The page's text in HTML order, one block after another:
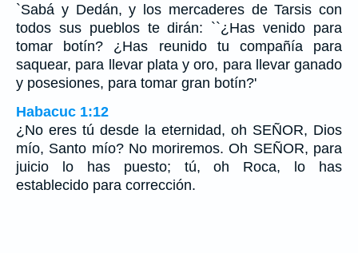
`Sabá y Dedán, y los mercaderes de Tarsis con
todos sus pueblos te dirán: ``¿Has venido para
tomar botín? ¿Has reunido tu compañía para
saquear, para llevar plata y oro, para llevar ganado
y posesiones, para tomar gran botín?'
Habacuc 1:12
¿No eres tú desde la eternidad, oh SEÑOR, Dios
mío, Santo mío? No moriremos. Oh SEÑOR, para
juicio lo has puesto; tú, oh Roca, lo has
establecido para corrección.